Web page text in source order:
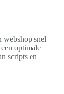
webshop snel
optimale
scripts en